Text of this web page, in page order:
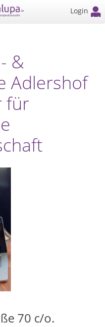
Login
&
Adlershof
für
70 c/o.